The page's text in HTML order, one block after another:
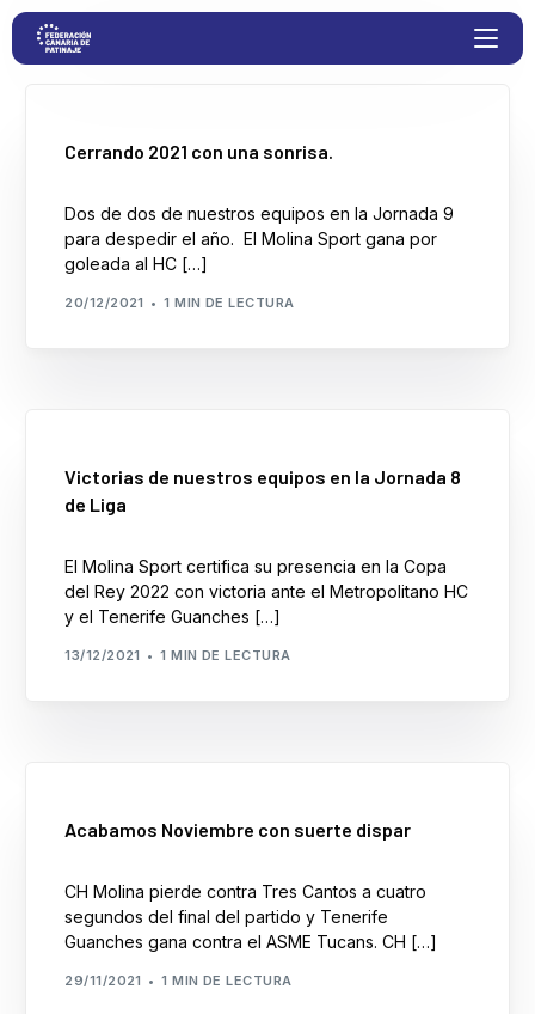
Cerrando 2021 con una sonrisa.
Dos de dos de nuestros equipos en la Jornada 9
para despedir el año. El Molina Sport gana por
goleada al HC […]
20/12/2021 1 MIN DE LECTURA
Victorias de nuestros equipos en la Jornada 8
de Liga
El Molina Sport certifica su presencia en la Copa
del Rey 2022 con victoria ante el Metropolitano HC
y el Tenerife Guanches […]
13/12/2021 1 MIN DE LECTURA
Acabamos Noviembre con suerte dispar
CH Molina pierde contra Tres Cantos a cuatro
segundos del final del partido y Tenerife
Guanches gana contra el ASME Tucans. CH […]
29/11/2021 1 MIN DE LECTURA
Proyectos
Competiciones
Clubs
Blog
Formación